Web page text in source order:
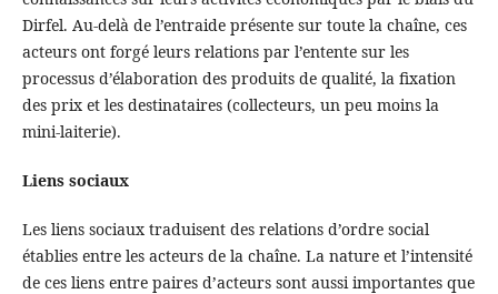
Dirfel. Au-delà de l’entraide présente sur toute la chaîne, ces
acteurs ont forgé leurs relations par l’entente sur les
processus d’élaboration des produits de qualité, la fixation
des prix et les destinataires (collecteurs, un peu moins la
mini-laiterie).
Liens sociaux
Les liens sociaux traduisent des relations d’ordre social
établies entre les acteurs de la chaîne. La nature et l’intensité
de ces liens entre paires d’acteurs sont aussi importantes que